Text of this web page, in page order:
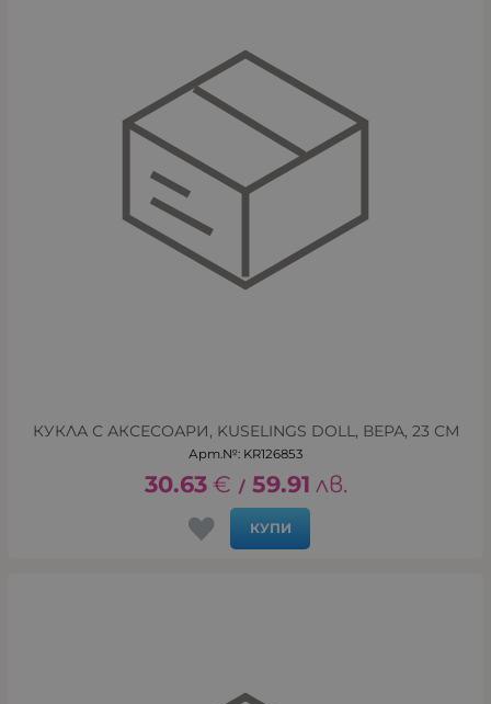
КУКЛА С АКСЕСОАРИ, KUSELINGS DOLL, ВЕРА, 23 СМ
Арт.№: KR126853
30.63 € / 59.91 лв.
КУПИ